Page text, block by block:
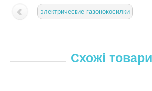
электрические газонокосилки
Схожі товари